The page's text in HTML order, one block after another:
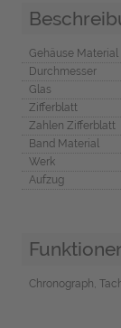
Gehäuse Material
Durchmesser
Glas
Zifferblatt
Zahlen Zifferblatt
Band Material
Werk
Aufzug
Chronograph,